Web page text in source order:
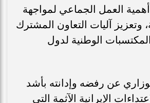
العمل الجماعي لمواجهة
وتعزيز آليات التعاون المشترك
الوطنية لدول
عن رفضه وإدانته بأشد
الإيرانية الآثمة التي